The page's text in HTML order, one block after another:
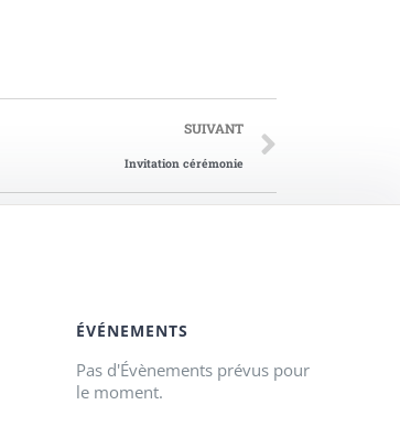
SUIVANT
Invitation cérémonie
ÉVÉNEMENTS
Pas d'Évènements prévus pour
le moment.